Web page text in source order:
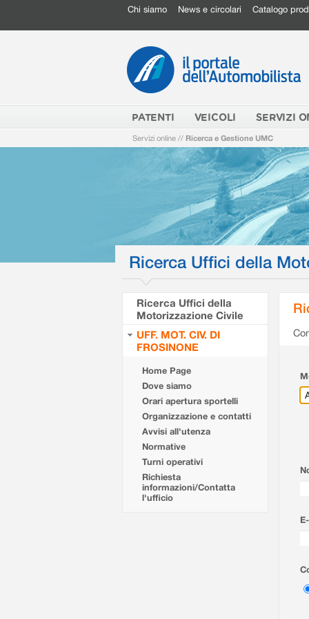
Chi siamo News e circolari Catalogo
PATENTI VEICOLI SERVIZI
Servizi online // Ricerca e Gestione UMC
Ricerca Uffici della
Ricerca Uffici della
Motorizzazione Civile
UFF. MOT. CIV. DI
FROSINONE
Home Page
Dove siamo
Orari apertura sportelli
Organizzazione e contatti
Avvisi all'utenza
Normative
Turni operativi
Richiesta
informazioni/Contatta
l'ufficio